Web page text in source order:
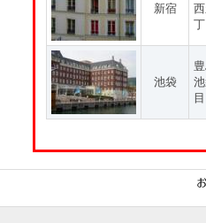
新宿
池袋